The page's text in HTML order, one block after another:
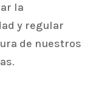
la
y regular
de nuestros